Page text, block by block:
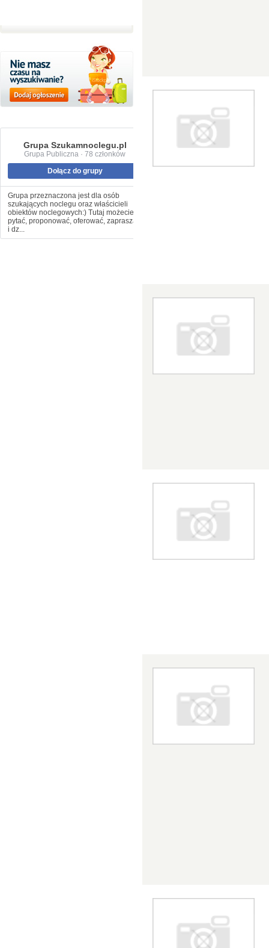
Grupa Szukamnoclegu.pl
Grupa Publiczna · 78 członków
Dołącz do grupy
Grupa przeznaczona jest dla osób
szukających noclegu oraz właścicieli
obiektów noclegowych:) Tutaj możecie
pytać, proponować, oferować, zapraszać
i dz...